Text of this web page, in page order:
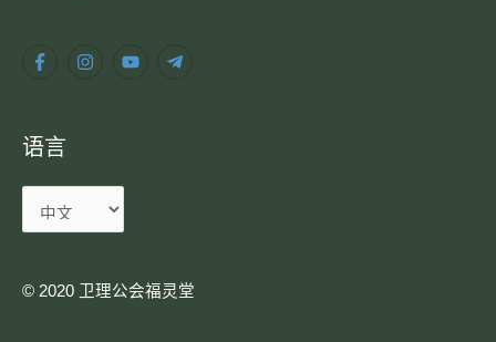
语言
© 2020 卫理公会福灵堂​